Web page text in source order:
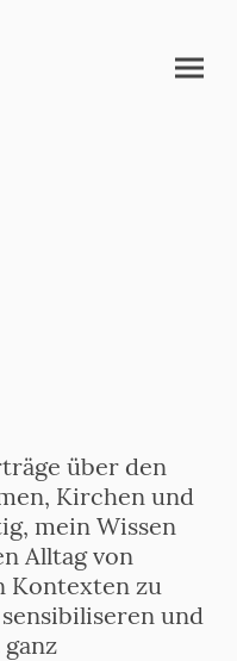
über den
Kirchen und
mein Wissen
Alltag von
Kontexten zu
und